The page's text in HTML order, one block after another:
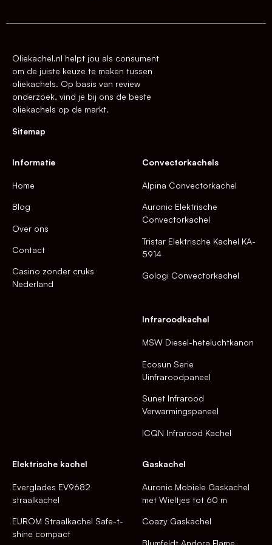
Oliekachel.nl helpt jou als consument
om de juiste keuze te maken tussen
oliekachels. Op basis van review
onderzoek, vind je bij ons de beste
oliekachels op de markt.
Sitemap
Informatie
Home
Blog
Over ons
Contact
Casino zonder cruks
Nederland
Convectorkachels
Alpina Convectorkachel
Auronic Elektrische
Convectorkachel
Tristar Elektrische Kachel KA-
5914
Gologi Convectorkachel
Infraroodkachel
MSW Diesel-heteluchtkanon
Ecosun Serie
Uinfraroodpaneel
Sunet Infrarood
Verwarmingspaneel
ICQN Infrarood Kachel
Elektrische kachel
Everglades EV9682
straalkachel
EUROM Straalkachel Safe-t-
shine compact
Gaskachel
Auronic Mobiele Gaskachel
met Wieltjes tot 60 m
Coazy Gaskachel
Blumfeldt Andora Flame